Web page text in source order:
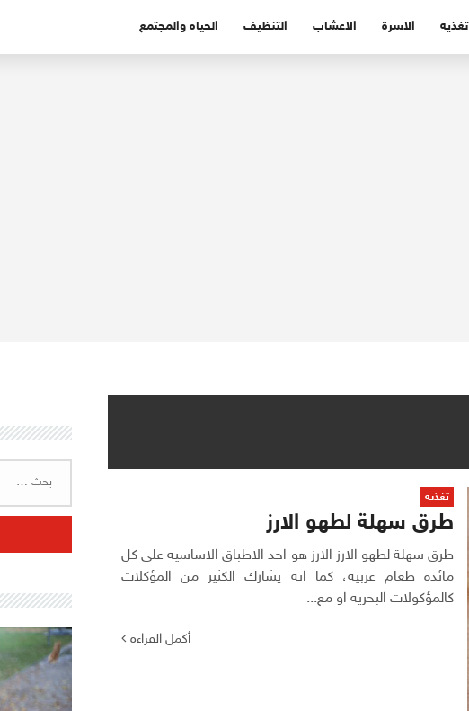
تغذيه الاسرة الاعشاب التنظيف الحياه والمجتمع
تغذيه
طرق سهلة لطهو الارز
طرق سهلة لطهو الارز الارز هو احد الاطباق الاساسيه على كل
مائدة طعام عربيه، كما انه يشارك الكثير من المؤكلات
كالمؤكولات البحريه او مع...
أكمل القراءة